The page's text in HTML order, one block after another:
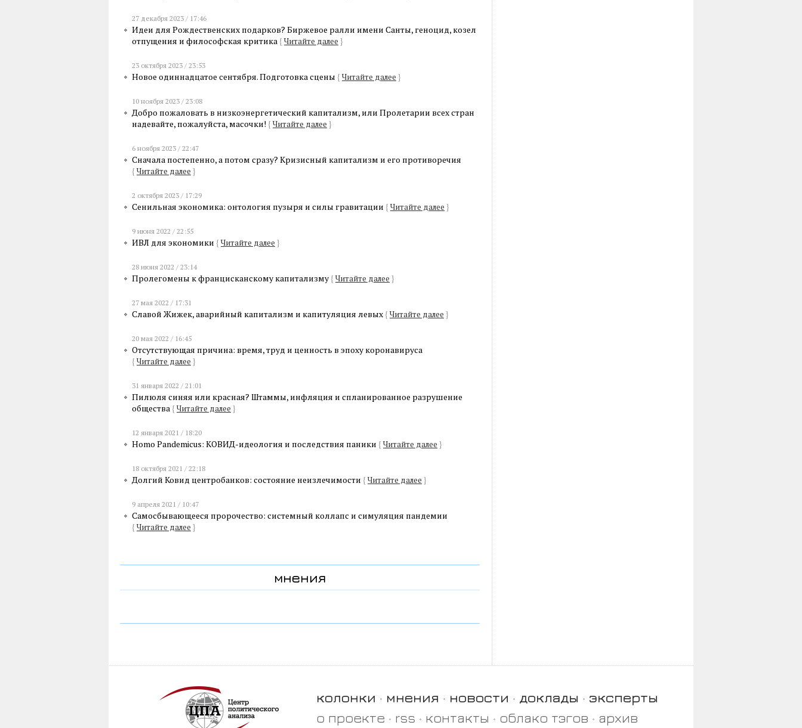
27 декабря 2023 / 17:46
Идеи для Рождественских подарков? Биржевое ралли имени Санты, геноцид, козел
отпущения и философская критика { Читайте далее }
23 октября 2023 / 23:53
Новое одиннадцатое сентября. Подготовка сцены { Читайте далее }
10 ноября 2023 / 23:08
Добро пожаловать в низкоэнергетический капитализм, или Пролетарии всех стран
надевайте, пожалуйста, масочки! { Читайте далее }
6 ноября 2023 / 22:47
Сначала постепенно, а потом сразу? Кризисный капитализм и его противоречия
{ Читайте далее }
2 октября 2023 / 17:29
Сенильная экономика: онтология пузыря и силы гравитации { Читайте далее }
9 июня 2022 / 22:55
ИВЛ для экономики { Читайте далее }
28 июня 2022 / 23:14
Пролегомены к францисканскому капитализму { Читайте далее }
27 мая 2022 / 17:31
Славой Жижек, аварийный капитализм и капитуляция левых { Читайте далее }
20 мая 2022 / 16:45
Отсутствующая причина: время, труд и ценность в эпоху коронавируса
{ Читайте далее }
31 января 2022 / 21:01
Пилюля синяя или красная? Штаммы, инфляция и спланированное разрушение
общества { Читайте далее }
12 января 2021 / 18:20
Homo Pandemicus: КОВИД-идеология и последствия паники { Читайте далее }
18 октября 2021 / 22:18
Долгий Ковид центробанков: состояние неизлечимости { Читайте далее }
9 апреля 2021 / 10:47
Самосбывающееся пророчество: системный коллапс и симуляция пандемии
{ Читайте далее }
мнения
колонки мнения новости доклады
эксперты
о проекте
rss контакты облако тэгов архив